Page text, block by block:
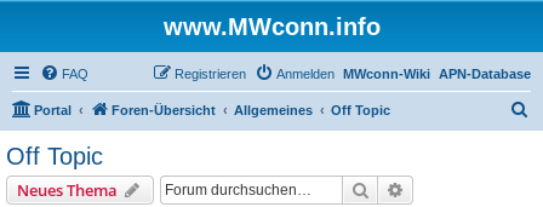
www.MWconn.info
FAQ APN-Database
MWconn-Wiki
Anmelden
Registrieren
Portal Foren-Übersicht Allgemeines Off Topic
Off Topic
Neues Thema Suche